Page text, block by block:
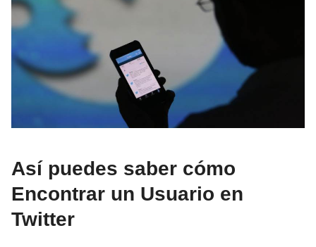
Así puedes saber cómo
Encontrar un Usuario en
Twitter